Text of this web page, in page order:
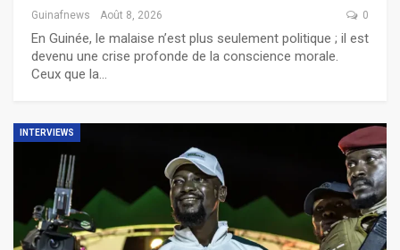
Guinafnews Août 8, 2026 0
En Guinée, le malaise n’est plus seulement politique ; il est
devenu une crise profonde de la conscience morale.
Ceux que la…
INTERVIEWS